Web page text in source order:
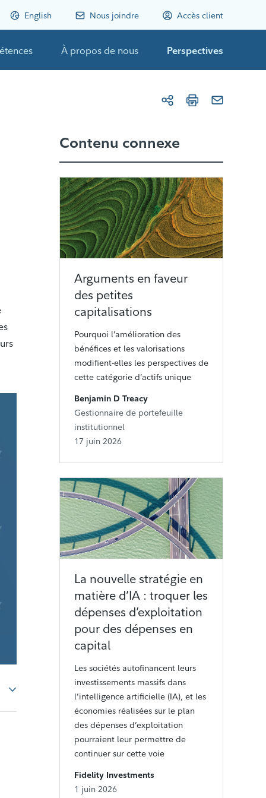
English Nous joindre Accès client
À propos de nous Perspectives
Contenu connexe
Arguments en faveur
des petites
capitalisations
Pourquoi l’amélioration des
bénéfices et les valorisations
modifient-elles les perspectives de
cette catégorie d’actifs unique
Benjamin D Treacy
Gestionnaire de portefeuille
institutionnel
17 juin 2026
La nouvelle stratégie en
matière d’IA : troquer les
dépenses d’exploitation
pour des dépenses en
capital
Les sociétés autofinancent leurs
investissements massifs dans
l’intelligence artificielle (IA), et les
économies réalisées sur le plan
des dépenses d’exploitation
pourraient leur permettre de
continuer sur cette voie
Fidelity Investments
1 juin 2026